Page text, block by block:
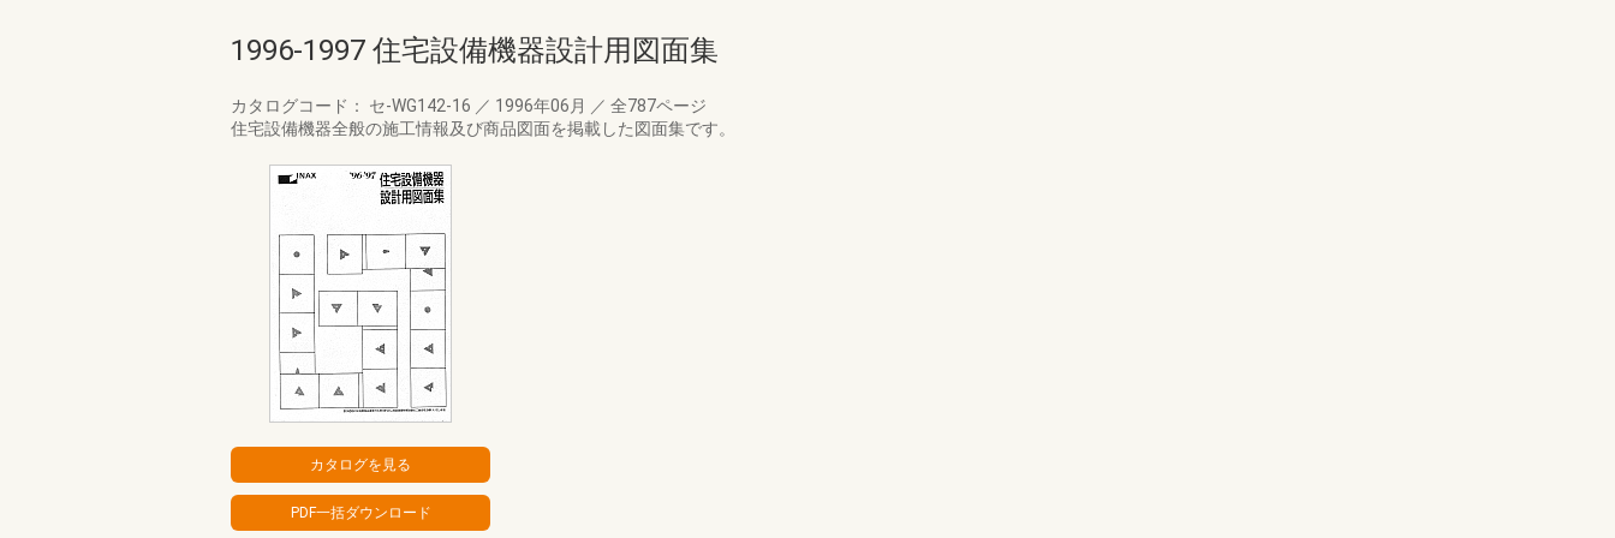
1996-1997 住宅設備機器設計用図面集
カタログコード： セ-WG142-16 ／ 1996年06月 ／ 全787ページ
住宅設備機器全般の施工情報及び商品図面を掲載した図面集です。